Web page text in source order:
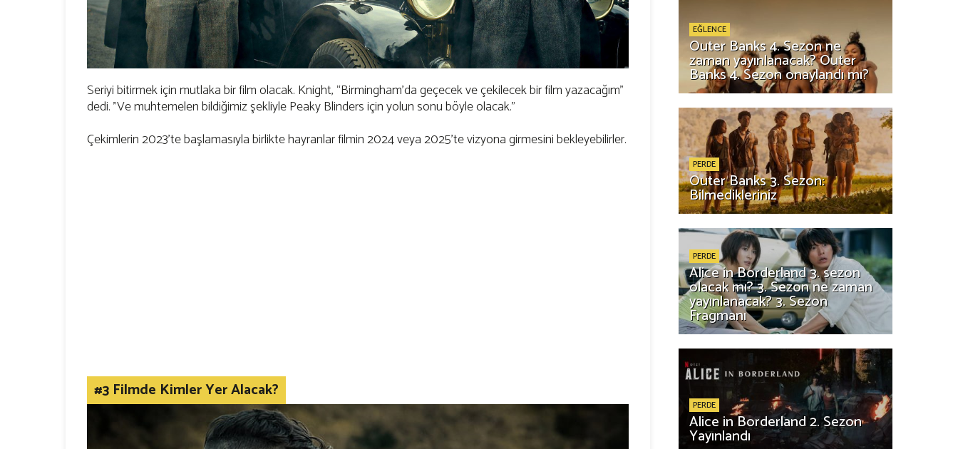
Seriyi bitirmek için mutlaka bir film olacak. Knight, “Birmingham'da geçecek ve çekilecek bir film yazacağım”
dedi. "Ve muhtemelen bildiğimiz şekliyle Peaky Blinders için yolun sonu böyle olacak."
Çekimlerin 2023'te başlamasıyla birlikte hayranlar filmin 2024 veya 2025'te vizyona girmesini bekleyebilirler.
#3 Filmde Kimler Yer Alacak?
EĞLENCE
Outer Banks 4. Sezon ne
zaman yayınlanacak? Outer
Banks 4. Sezon onaylandı mı?
PERDE
Outer Banks 3. Sezon:
Bilmedikleriniz
PERDE
Alice in Borderland 3. sezon
olacak mı? 3. Sezon ne zaman
yayınlanacak? 3. Sezon
Fragmanı
PERDE
Alice in Borderland 2. Sezon
Yayınlandı